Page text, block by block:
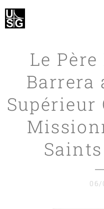
Le
Barrera
Supérieur
06/